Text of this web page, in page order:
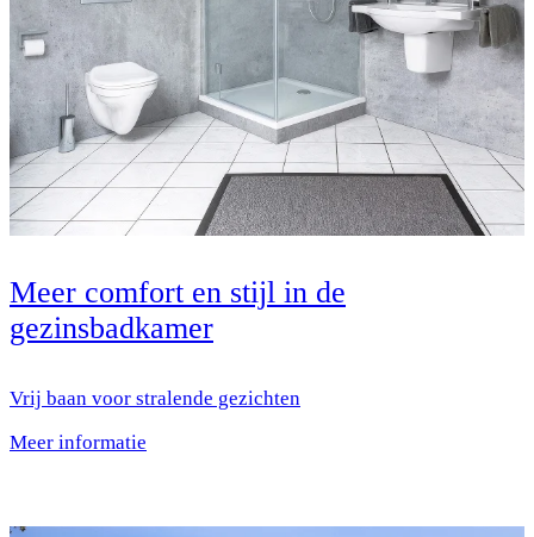
Meer comfort en stijl in de
gezinsbadkamer
Vrij baan voor stralende gezichten
Meer informatie